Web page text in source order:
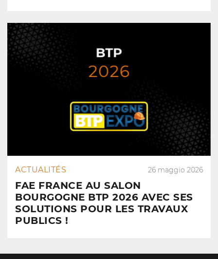
ACTUALITÉS 26 maggio 2026
FAE FRANCE AU SALON
BOURGOGNE BTP 2026 AVEC SES
SOLUTIONS POUR LES TRAVAUX
PUBLICS !